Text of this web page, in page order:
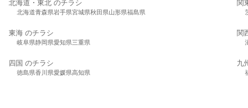
北海道・東北 のチラシ
北海道青森県岩手県宮城県秋田県山形県福島県
関
東海 のチラシ
岐阜県静岡県愛知県三重県
関
四国 のチラシ
徳島県香川県愛媛県高知県
九